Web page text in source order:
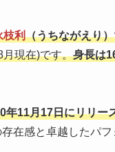
枝利（うちながえり）
月現在)です。身長は
年11月17日にリリー
在感と卓越したパ